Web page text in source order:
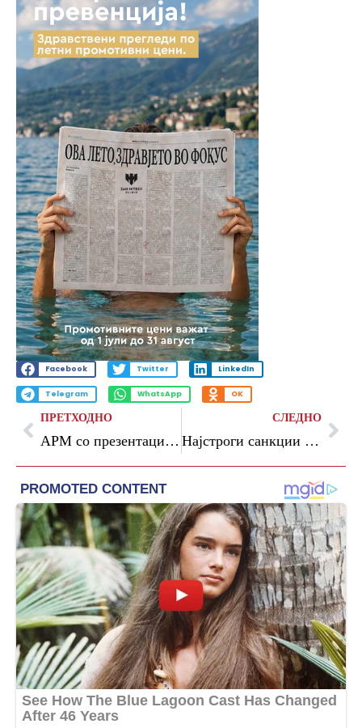
Facebook Twitter LinkedIn
Telegram WhatsApp OK
ПРЕТХОДНО
АРМ со презентација на воена опрема, возила и способности на единиците во четврток во Штип
СЛЕДНО
Најстроги санкции по свлечиштето на „Теодосиј Гологанов“, нема толеранција за несовесни инвеститори, најави Герасимовски